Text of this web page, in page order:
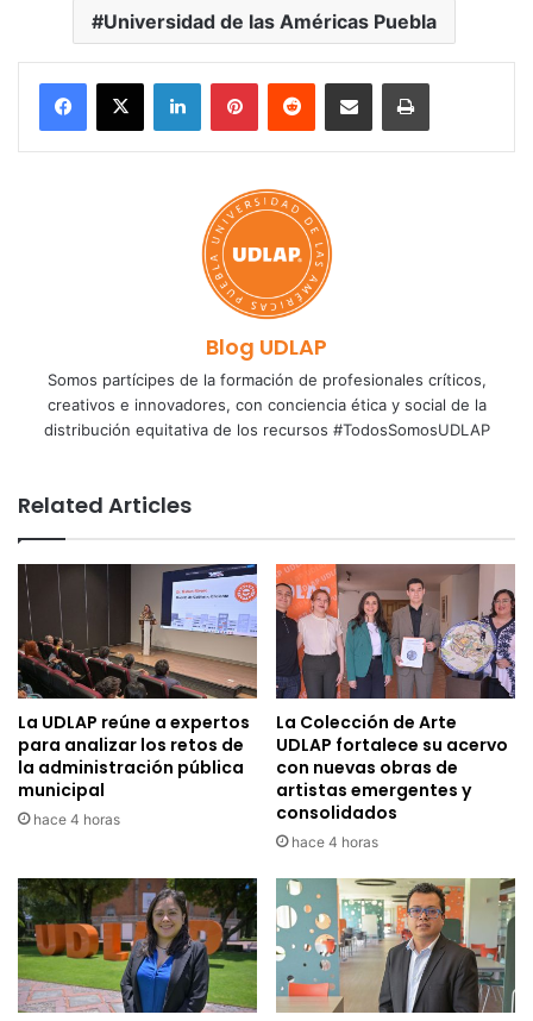
Universidad de las Américas Puebla
LinkedInPinterestReddit Share via Email Print
Blog UDLAP
Somos partícipes de la formación de profesionales críticos,
creativos e innovadores, con conciencia ética y social de la
distribución equitativa de los recursos #TodosSomosUDLAP
Related Articles
La UDLAP reúne a expertos
para analizar los retos de
la administración pública
municipal
hace 4 horas
La Colección de Arte
UDLAP fortalece su acervo
con nuevas obras de
artistas emergentes y
consolidados
hace 4 horas